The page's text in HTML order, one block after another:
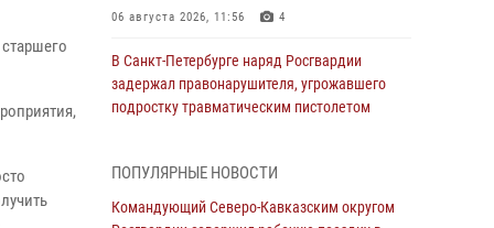
06 августа 2026, 11:56 4
В Санкт-Петербурге наряд Росгвардии
задержал правонарушителя, угрожавшего
подростку травматическим пистолетом
В Зауралье при содействии СОБР Росгвардии
ликвидирована крупная нарколаборатория
ПОПУЛЯРНЫЕ НОВОСТИ
Командующий Северо-Кавказским округом